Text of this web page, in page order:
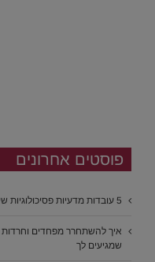
פוסטים אחרונים
5 עובדות מדעיות פסיכולוגיות שיכולות לשנות לכם את החיים
איך להשתחרר מפחדים וחרדות
שמגיעים לך